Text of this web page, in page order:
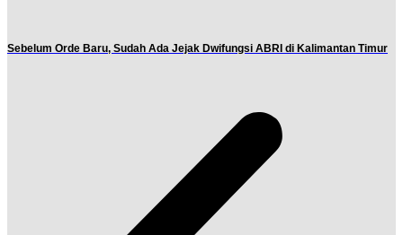
Sebelum Orde Baru, Sudah Ada Jejak Dwifungsi ABRI di Kalimantan Timur